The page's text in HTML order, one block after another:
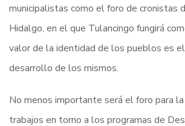
municipalistas como el foro de cronistas
Hidalgo, en el que Tulancingo fungirá
valor de la identidad de los pueblos es
desarrollo de los mismos.
No menos importante será el foro para la
trabajos en torno a los programas de